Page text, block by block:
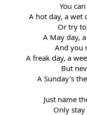
You
A hot day, a wet
Or try
A May day,
And you
A freak day, a
But
A Sunday's
Just name
Only